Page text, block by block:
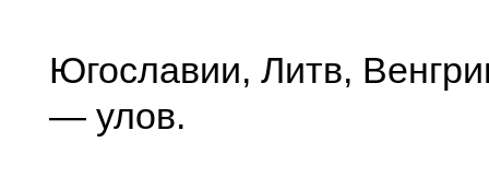
Югославии, Литв,
— улов.